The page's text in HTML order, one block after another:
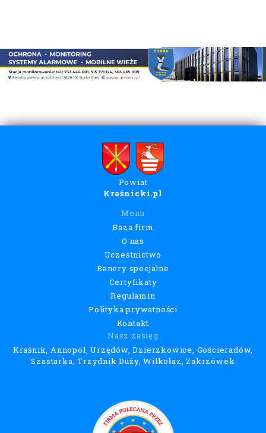
Powiat
Kraśnicki.pl
Menu
Baza firm
O nas
Uczestnictwo
Banery specjalne
Certyfikaty
Regulamin
Polityka prywatności
Kontakt
Nasz zasięg
Kraśnik, Annopol, Urzędów, Dzierzkowice, Gościeradów,
Szastarka, Trzydnik Duży, Wilkołaz, Zakrzówek